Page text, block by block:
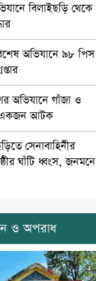
বিলাইছড়ি থেকে
অভিযানে ৯৮ পিস
অভিযানে গাঁজা ও
একজন আটক
সেনাবাহিনীর
ঘাঁটি ধ্বংস, জনমনে
ও অপরাধ